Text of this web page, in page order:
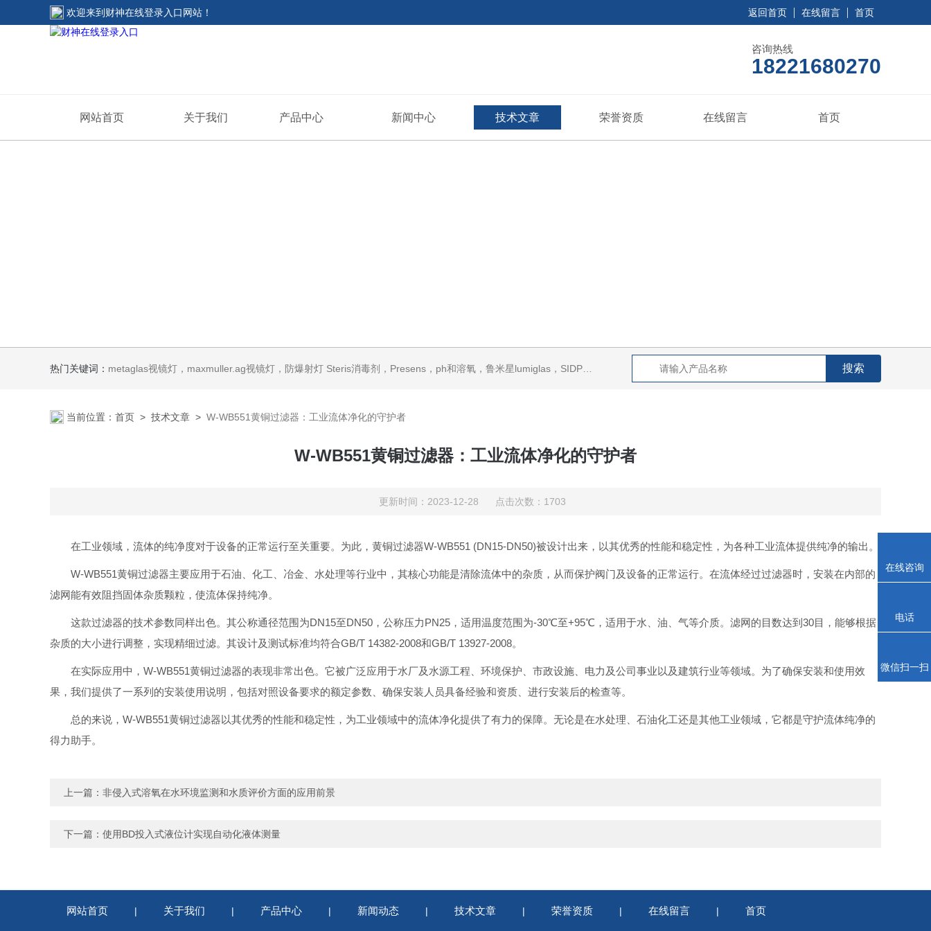
欢迎来到 财神在线登录入口网站 ！ 返回首页 在线留言 首页
咨询热线
18221680270
网站首页 关于我们 产品中心 新闻中心 技术文章 荣誉资质 在线留言 首页
热门关键词： metaglas视镜灯，maxmuller.ag视镜灯，防爆射灯 Steris消毒剂，Presens，ph和溶氧，鲁米星lumiglas，SIDPH露点仪，进口气体分析仪
当前位置： 首页 > 技术文章 > W-WB551黄铜过滤器：工业流体净化的守护者
W-WB551黄铜过滤器：工业流体净化的守护者
更新时间：2023-12-28 点击次数：1703
在工业领域，流体的纯净度对于设备的正常运行至关重要。为此，黄铜过滤器W-WB551 (DN15-DN50)被设计出来，以其优秀的性能和稳定性，为各种工业流体提供纯净的输出。
W-WB551黄铜过滤器主要应用于石油、化工、冶金、水处理等行业中，其核心功能是清除流体中的杂质，从而保护阀门及设备的正常运行。在流体经过过滤器时，安装在内部的
滤网能有效阻挡固体杂质颗粒，使流体保持纯净。
这款过滤器的技术参数同样出色。其公称通径范围为DN15至DN50，公称压力PN25，适用温度范围为-30℃至+95℃，适用于水、油、气等介质。滤网的目数达到30目，能够根据
杂质的大小进行调整，实现精细过滤。其设计及测试标准均符合GB/T 14382-2008和GB/T 13927-2008。
在实际应用中，W-WB551黄铜过滤器的表现非常出色。它被广泛应用于水厂及水源工程、环境保护、市政设施、电力及公司事业以及建筑行业等领域。为了确保安装和使用效
果，我们提供了一系列的安装使用说明，包括对照设备要求的额定参数、确保安装人员具备经验和资质、进行安装后的检查等。
总的来说，W-WB551黄铜过滤器以其优秀的性能和稳定性，为工业领域中的流体净化提供了有力的保障。无论是在水处理、石油化工还是其他工业领域，它都是守护流体纯净的
得力助手。
上一篇： 非侵入式溶氧在水环境监测和水质评价方面的应用前景
下一篇： 使用BD投入式液位计实现自动化液体测量
网站首页 | 关于我们 | 产品中心 | 新闻动态 | 技术文章 | 荣誉资质 | 在线留言 | 首页
在线咨询
电话
微信扫一扫